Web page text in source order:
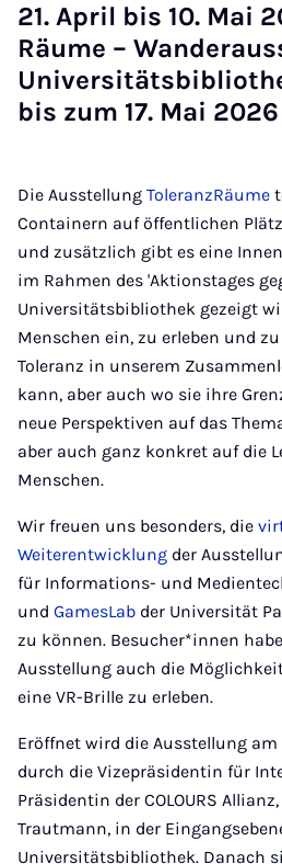
21. April bis 10. Mai
Räu­me –
bis zum 17. Mai
Die Ausstellung ToleranzRäume
Containern auf öffentlichen
und zusätzlich gibt es eine
im Rahmen des 'Aktionstages
Universitätsbibliothek gezeigt
Menschen ein, zu erleben und
Toleranz in unserem
kann, aber auch wo sie ihre
neue Perspektiven auf das
aber auch ganz konkret auf die
Menschen.
Wir freuen uns besonders, die
Weiterentwicklung der
für Informations- und
und GamesLab der Universität
zu können. Besucher*innen
Ausstellung auch die
eine VR-Brille zu erleben.
Eröffnet wird die Ausstellung am
durch die Vizepräsidentin für
Präsidentin der COLOURS
Trautmann, in der
Universitätsbibliothek. Danach